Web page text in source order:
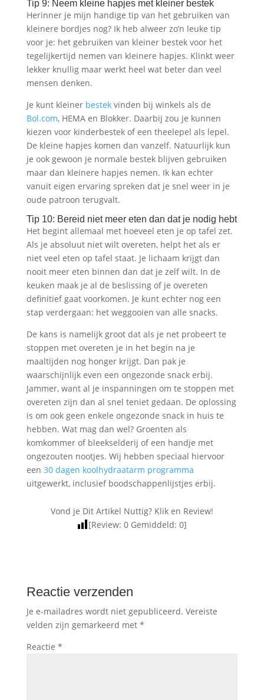
Tip 9: Neem kleine hapjes met kleiner bestek
Herinner je mijn handige tip van het gebruiken van
kleinere bordjes nog? Ik heb alweer zo’n leuke tip
voor je: het gebruiken van kleiner bestek voor het
tegelijkertijd nemen van kleinere hapjes. Klinkt weer
lekker knullig maar werkt heel wat beter dan veel
mensen denken.
Je kunt kleiner bestekvinden bij winkels als de
Bol.com, HEMA en Blokker. Daarbij zou je kunnen
kiezen voor kinderbestek of een theelepel als lepel.
De kleine hapjes komen dan vanzelf. Natuurlijk kun
je ook gewoon je normale bestek blijven gebruiken
maar dan kleinere hapjes nemen. Ik kan echter
vanuit eigen ervaring spreken dat je snel weer in je
oude patroon terugvalt.
Tip 10: Bereid niet meer eten dan dat je nodig hebt
Het begint allemaal met hoeveel eten je op tafel zet.
Als je absoluut niet wilt overeten, helpt het als er
niet veel eten op tafel staat. Je lichaam krijgt dan
nooit meer eten binnen dan dat je zelf wilt. In de
keuken maak je al de beslissing of je overeten
definitief gaat voorkomen. Je kunt echter nog een
stap verdergaan: het weggooien van alle snacks.
De kans is namelijk groot dat als je net probeert te
stoppen met overeten je in het begin na je
maaltijden nog honger krijgt. Dan pak je
waarschijnlijk even een ongezonde snack erbij.
Jammer, want al je inspanningen om te stoppen met
overeten zijn dan al snel teniet gedaan. De oplossing
is om ook geen enkele ongezonde snack in huis te
hebben. Wat mag dan wel? Groenten als
komkommer of bleekselderij of een handje met
ongezouten nootjes. Wij hebben speciaal hiervoor
een 30 dagen koolhydraatarm programma
uitgewerkt, inclusief boodschappenlijstjes erbij.
Vond je Dit Artikel Nuttig? Klik en Review!
[Review:0 Gemiddeld:0]
Reactie verzenden
Je e-mailadres wordt niet gepubliceerd. Vereiste
velden zijn gemarkeerd met *
Reactie *